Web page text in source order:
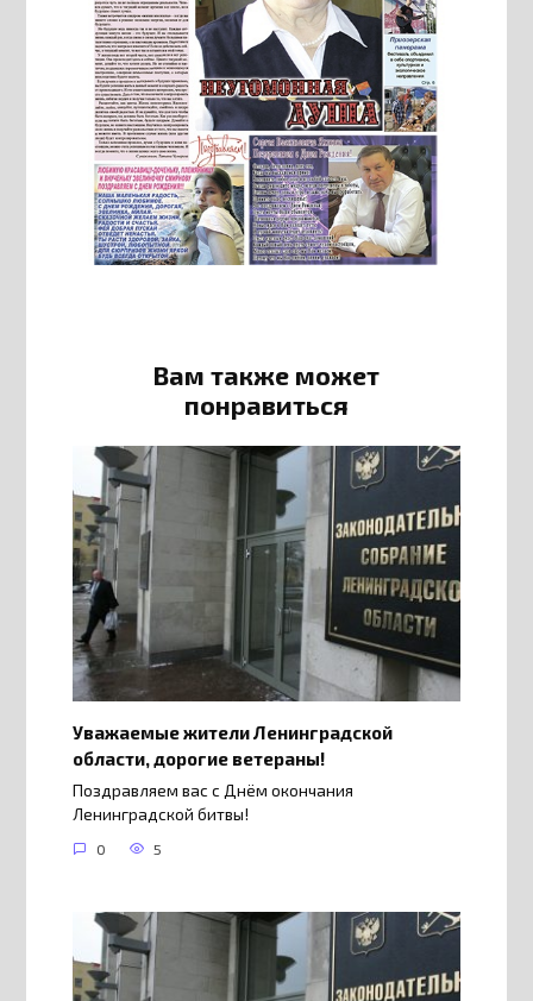
Вам также может
понравиться
Уважаемые жители Ленинградской
области, дорогие ветераны!
Поздравляем вас с Днём окончания
Ленинградской битвы!
0 5